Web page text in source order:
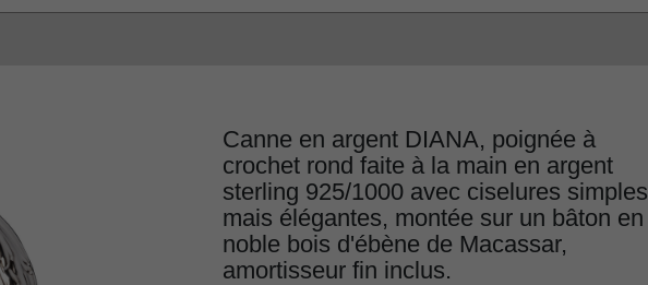
Canne en argent DIANA, poignée à
crochet rond faite à la main en argent
sterling 925/1000 avec ciselures simples
mais élégantes, montée sur un bâton en
noble bois d'ébène de Macassar,
amortisseur fin inclus.